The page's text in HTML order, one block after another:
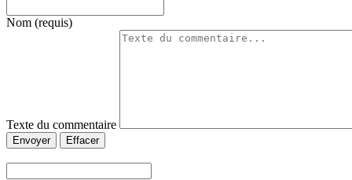
Nom (requis)
Texte du commentaire
Envoyer Effacer